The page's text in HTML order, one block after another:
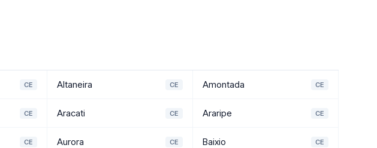
CE Altaneira CE Amontada CE
CE Aracati CE Araripe CE
CE Aurora CE Baixio CE